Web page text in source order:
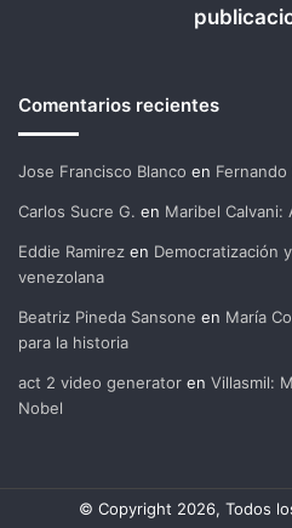
Comentarios recientes
Jose Francisco Blanco en
Carlos Sucre G. en Maribel Calvani:
Eddie Ramirez en Democratización
venezolana
Beatriz Pineda Sansone en María
para la historia
act 2 video generator en Villasmil:
Nobel
© Copyright 2026, Todos